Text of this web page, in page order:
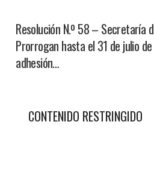
Resolución N.º 58 – Secretaría
Prorrogan hasta el 31 de julio
adhesión…
CONTENIDO RESTRINGIDO